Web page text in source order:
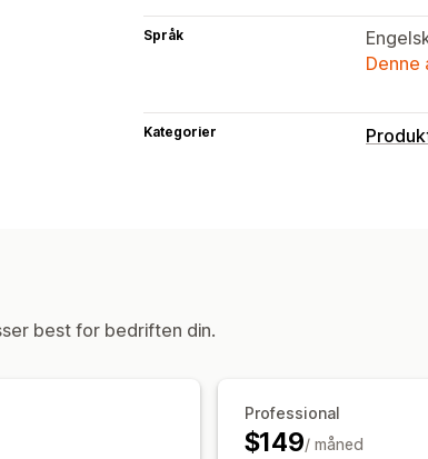
Språk
Denne
Kategorier
best for bedriften din.
Professional
$149/ måned